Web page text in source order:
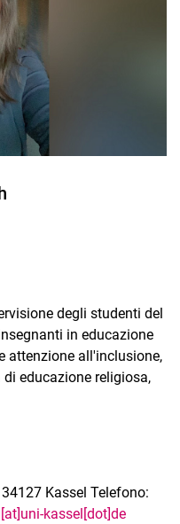
degli studenti del
in educazione
attenzione all'inclusione,
di educazione religiosa,
Kassel Telefono:
kassel[dot]de